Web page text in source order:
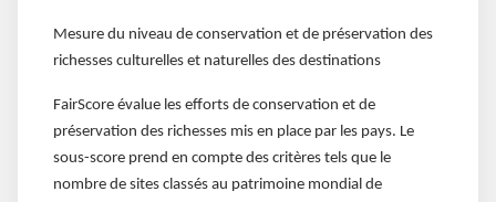
Mesure du niveau de conservation et de préservation des
richesses culturelles et naturelles des destinations
FairScore évalue les efforts de conservation et de
préservation des richesses mis en place par les pays. Le
sous-score prend en compte des critères tels que le
nombre de sites classés au patrimoine mondial de